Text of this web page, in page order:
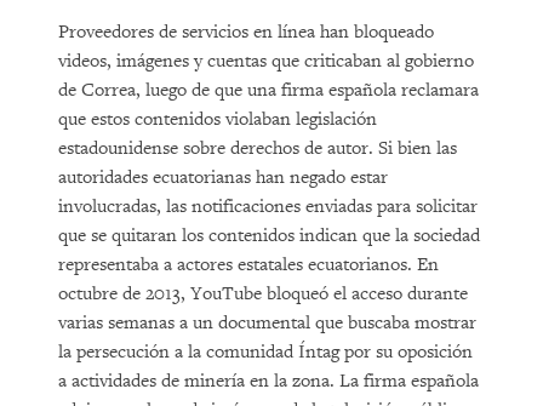
Proveedores de servicios en línea han bloqueado
videos, imágenes y cuentas que criticaban al gobierno
de Correa, luego de que una firma española reclamara
que estos contenidos violaban legislación
estadounidense sobre derechos de autor. Si bien las
autoridades ecuatorianas han negado estar
involucradas, las notificaciones enviadas para solicitar
que se quitaran los contenidos indican que la sociedad
representaba a actores estatales ecuatorianos. En
octubre de 2013, YouTube bloqueó el acceso durante
varias semanas a un documental que buscaba mostrar
la persecución a la comunidad Íntag por su oposición
a actividades de minería en la zona. La firma española